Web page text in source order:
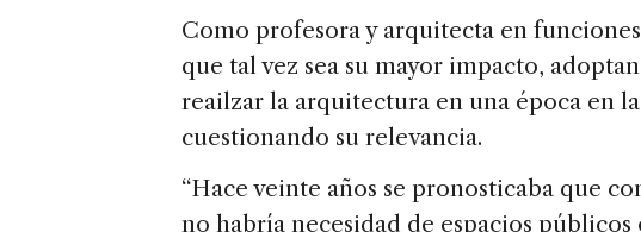
Como profesora y arquitecta en
que tal vez sea su mayor impacto,
reailzar la arquitectura en una época en
cuestionando su relevancia.
“Hace veinte años se pronosticaba que
no habría necesidad de espacios públicos